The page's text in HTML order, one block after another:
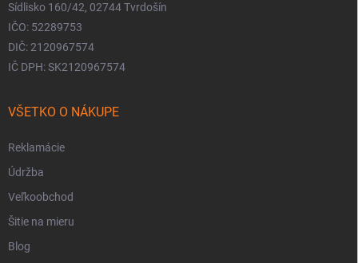
Sídlisko 160/42, 02744 Tvrdošín
IČO: 52289753
DIČ: 2120967574
IČ DPH: SK2120967574
VŠETKO O NÁKUPE
Reklamácie
Údržba
Veľkoobchod
Šitie na mieru
Blog